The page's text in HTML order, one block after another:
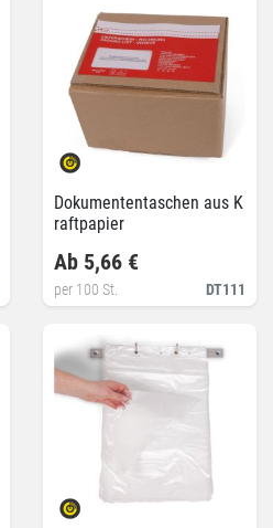
Dokumententaschen aus K
raftpapier
DT111
Ab 5,66 €
per 100 St.